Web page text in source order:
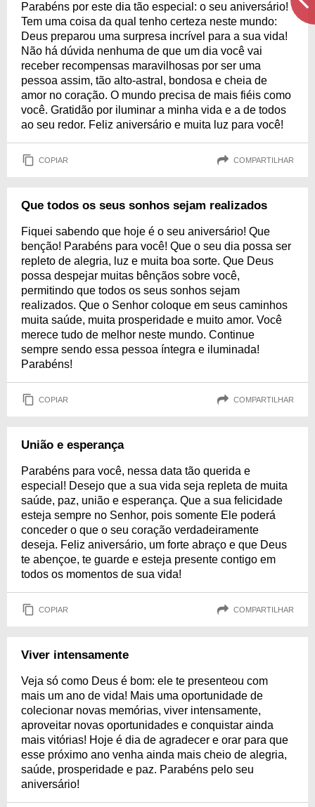
Parabéns por este dia tão especial: o seu aniversário!
Tem uma coisa da qual tenho certeza neste mundo:
Deus preparou uma surpresa incrível para a sua vida!
Não há dúvida nenhuma de que um dia você vai
receber recompensas maravilhosas por ser uma
pessoa assim, tão alto-astral, bondosa e cheia de
amor no coração. O mundo precisa de mais fiéis como
você. Gratidão por iluminar a minha vida e a de todos
ao seu redor. Feliz aniversário e muita luz para você!
COPIAR COMPARTILHAR
Que todos os seus sonhos sejam realizados
Fiquei sabendo que hoje é o seu aniversário! Que
benção! Parabéns para você! Que o seu dia possa ser
repleto de alegria, luz e muita boa sorte. Que Deus
possa despejar muitas bênçãos sobre você,
permitindo que todos os seus sonhos sejam
realizados. Que o Senhor coloque em seus caminhos
muita saúde, muita prosperidade e muito amor. Você
merece tudo de melhor neste mundo. Continue
sempre sendo essa pessoa íntegra e iluminada!
Parabéns!
COPIAR COMPARTILHAR
União e esperança
Parabéns para você, nessa data tão querida e
especial! Desejo que a sua vida seja repleta de muita
saúde, paz, união e esperança. Que a sua felicidade
esteja sempre no Senhor, pois somente Ele poderá
conceder o que o seu coração verdadeiramente
deseja. Feliz aniversário, um forte abraço e que Deus
te abençoe, te guarde e esteja presente contigo em
todos os momentos de sua vida!
COPIAR COMPARTILHAR
Viver intensamente
Veja só como Deus é bom: ele te presenteou com
mais um ano de vida! Mais uma oportunidade de
colecionar novas memórias, viver intensamente,
aproveitar novas oportunidades e conquistar ainda
mais vitórias! Hoje é dia de agradecer e orar para que
esse próximo ano venha ainda mais cheio de alegria,
saúde, prosperidade e paz. Parabéns pelo seu
aniversário!